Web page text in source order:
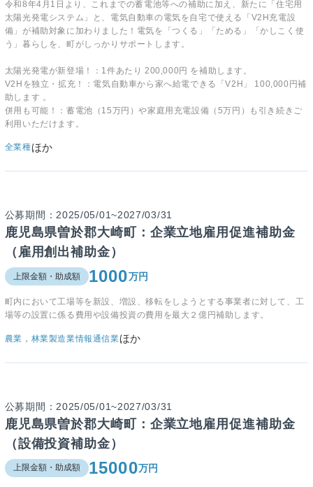
令和8年4月1日より、これまでの蓄電池等への補助に加え、新たに「住宅用
太陽光発電システム」と、電気自動車の電気を自宅で使える「V2H充電設
備」が補助対象に加わりました！電気を「つくる」「ためる」「かしこく使
う」暮らしを、町がしっかりサポートします。
太陽光発電が新登場！：1件あたり 200,000円 を補助します。
V2Hを独立・拡充！：電気自動車から家へ給電できる「V2H」 100,000円補
助します 。
併用も可能！：蓄電池（15万円）や家庭用充電設備（5万円）も引き続きご
利用いただけます。
全業種ほか
公募期間：2025/05/01~2027/03/31
鹿児島県曽於郡大崎町：企業立地雇用促進補助金
（雇用創出補助金）
上限金額・助成額 1000万円
町内において工場等を新設、増設、移転をしようとする事業者に対して、工
場等の設置に係る費用や設備投資の費用を最大２億円補助します。
農業，林業製造業情報通信業ほか
公募期間：2025/05/01~2027/03/31
鹿児島県曽於郡大崎町：企業立地雇用促進補助金
（設備投資補助金）
上限金額・助成額 15000万円